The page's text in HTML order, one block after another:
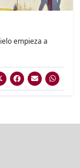
empieza a